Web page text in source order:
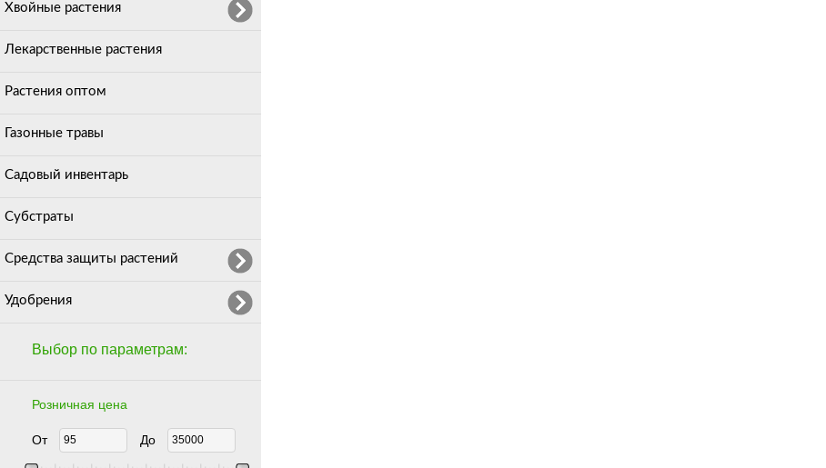
Хвойные растения
Лекарственные растения
Растения оптом
Газонные травы
Садовый инвентарь
Субстраты
Средства защиты растений
Удобрения
Выбор по параметрам:
Розничная цена
От До